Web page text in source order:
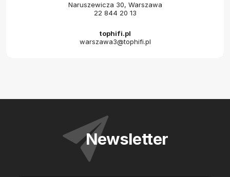
Naruszewicza 30, Warszawa
22 844 20 13
tophifi.pl
warszawa3@tophifi.pl
Newsletter